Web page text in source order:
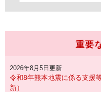
重要
2026年8月5日更新
令和8年熊本地震に係る支援
新）